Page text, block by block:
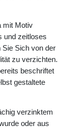
mit Motiv
und zeitloses
Sie Sich von der
zu verzichten.
beschriftet
gestaltete
verzinktem
oder aus